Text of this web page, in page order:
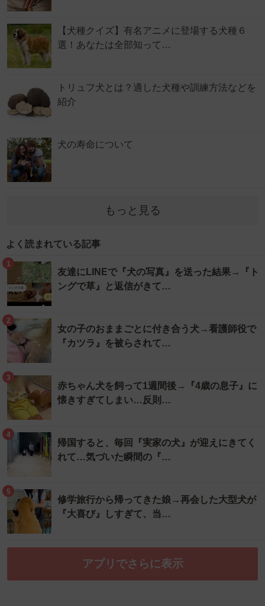
【犬種クイズ】有名アニメに登場する犬種６
選！あなたは全部知って…
トリュフ犬とは？適した犬種や訓練方法などを
紹介
犬の寿命について
もっと見る
よく読まれている記事
1
友達にLINEで『犬の写真』を送った結果→『ト
ングで草』と返信がきて…
2
女の子のおままごとに付き合う犬→看護師役で
『カツラ』を被らされて…
3
赤ちゃん犬を飼って1週間後→『4歳の息子』に
懐きすぎてしまい…反則…
4
帰国すると、毎回『実家の犬』が迎えにきてく
れて…気づいた瞬間の『…
5
修学旅行から帰ってきた娘→再会した大型犬が
『大喜び』しすぎて、当…
アプリでさらに表示